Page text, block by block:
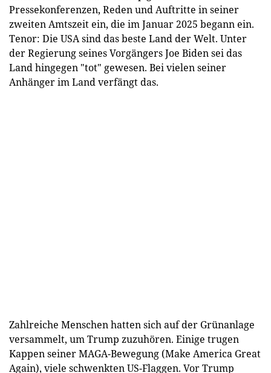
Pressekonferenzen, Reden und Auftritte in seiner
zweiten Amtszeit ein, die im Januar 2025 begann ein.
Tenor: Die USA sind das beste Land der Welt. Unter
der Regierung seines Vorgängers Joe Biden sei das
Land hingegen "tot" gewesen. Bei vielen seiner
Anhänger im Land verfängt das.
Zahlreiche Menschen hatten sich auf der Grünanlage
versammelt, um Trump zuzuhören. Einige trugen
Kappen seiner MAGA-Bewegung (Make America Great
Again), viele schwenkten US-Flaggen. Vor Trump